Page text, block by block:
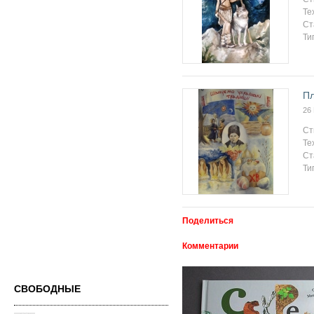
СВОБОДНЫЕ
26
Поделиться
Комментарии